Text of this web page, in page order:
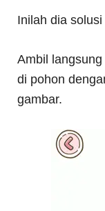
Inilah dia
Ambil
di pohon
gambar.